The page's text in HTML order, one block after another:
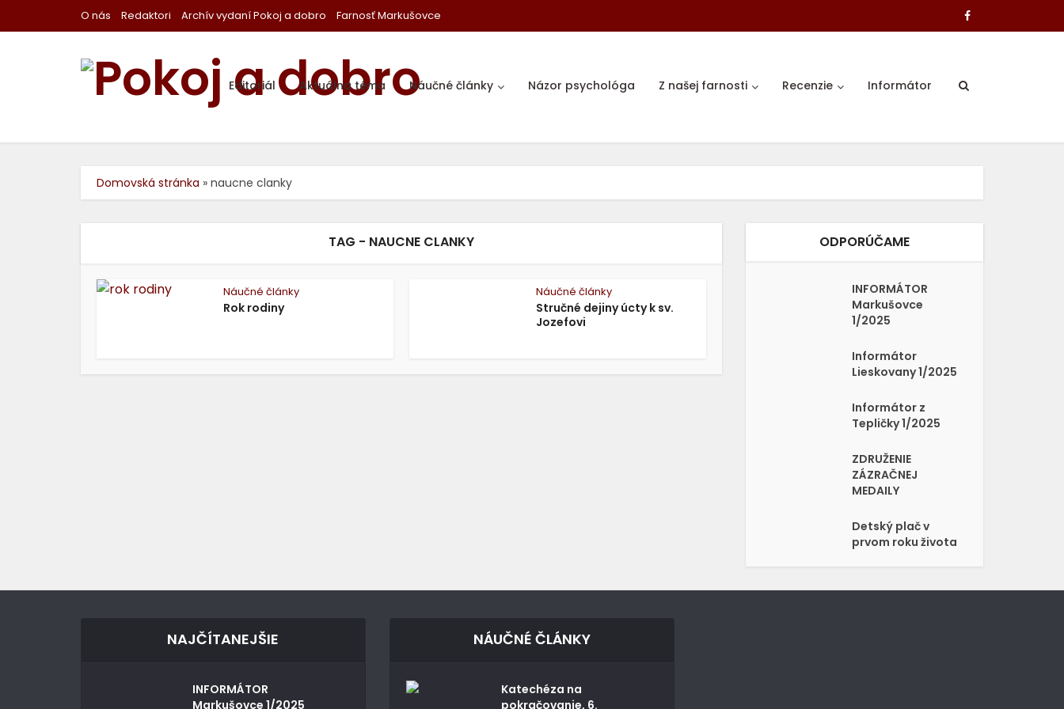
O nás Redaktori Archív vydaní Pokoj a dobro Farnosť Markušovce
Editoriál Aktuálna téma Náučné články Názor psychológa Z našej farnosti Recenzie Informátor
Domovská stránka » naucne clanky
TAG - NAUCNE CLANKY
Náučné články
Rok rodiny
Náučné články
Stručné dejiny úcty k sv.
Jozefovi
ODPORÚČAME
INFORMÁTOR
Markušovce
1/2025
Informátor
Lieskovany 1/2025
Informátor z
Tepličky 1/2025
ZDRUŽENIE
ZÁZRAČNEJ
MEDAILY
Detský plač v
prvom roku života
NAJČÍTANEJŠIE
INFORMÁTOR
Markušovce 1/2025
NÁUČNÉ ČLÁNKY
Katechéza na
pokračovanie, 6.